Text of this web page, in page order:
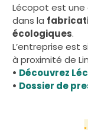
Lécopot est une
dans la
écologiques.
L’entreprise est
à proximité de
• Découvrez
• Dossier de